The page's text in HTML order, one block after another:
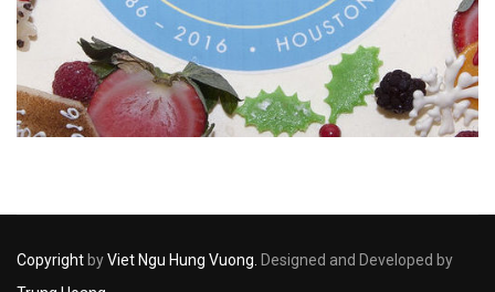
CopyrightbyViet Ngu Hung Vuong. Designed and Developed by